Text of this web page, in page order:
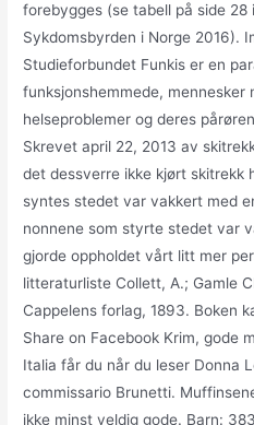
forebygges (se tabell på side
Sykdomsbyrden i Norge 2016).
Studieforbundet Funkis er en
funksjonshemmede, mennesker
helseproblemer og deres
Skrevet april 22, 2013 av
det dessverre ikke kjørt skitrekk
syntes stedet var vakkert med
nonnene som styrte stedet var
gjorde oppholdet vårt litt mer
litteraturliste Collett, A.; Gamle
Cappelens forlag, 1893. Boken
Share on Facebook Krim, gode
Italia får du når du leser Donna
commissario Brunetti.
ikke minst veldig gode. Barn: